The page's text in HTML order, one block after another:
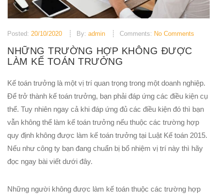
Posted: 20/10/2020 By: admin Comments: No Comments
NHỮNG TRƯỜNG HỢP KHÔNG ĐƯỢC
LÀM KẾ TOÁN TRƯỞNG
Kế toán trưởng là một vị trí quan trọng trong một doanh nghiệp.
Để trở thành kế toán trưởng, bạn phải đáp ứng các điều kiện cụ
thể. Tuy nhiên ngay cả khi đáp ứng đủ các điều kiện đó thì bạn
vẫn không thể làm kế toán trưởng nếu thuộc các trường hợp
quy định không được làm kế toán trưởng tại Luật Kế toán 2015.
Nếu như công ty bạn đang chuẩn bị bổ nhiệm vị trí này thì hãy
đọc ngay bài viết dưới đây.
Những người không được làm kế toán thuộc các trường hợp